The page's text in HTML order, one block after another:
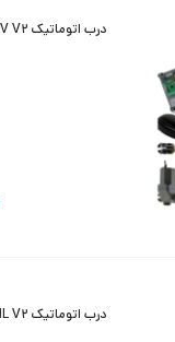
درب اتوماتیک MOOV V2
درب اتوماتیک AXIL V2